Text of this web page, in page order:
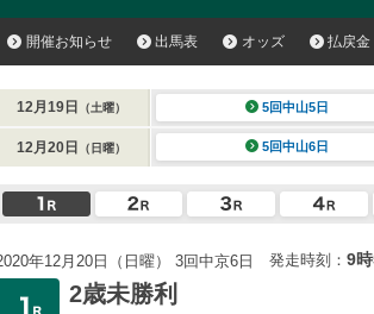
開催お知らせ 出馬表 オッズ 払戻金
12月19日 （土曜） 5回中山5日
12月20日 （日曜） 5回中山6日
年12月20日（日曜） 3回中京6日 発走時刻： 9
2歳未勝利